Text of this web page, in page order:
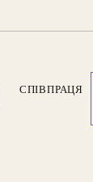
СПІВПРАЦЯ